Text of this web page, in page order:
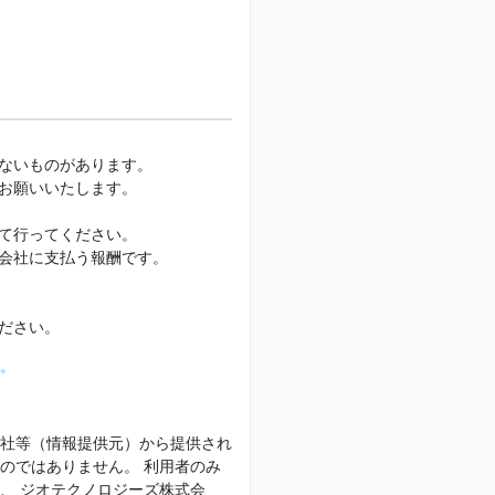
いものがあります。
願いいたします。
行ってください。
に支払う報酬です。
さい。
等（情報提供元）から提供され
ではありません。 利用者のみ
ジオテクノロジーズ株式会